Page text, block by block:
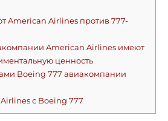
American Airlines против 777-
American Airlines имеют
ценность
Boeing 777 авиакомпании
с Boeing 777